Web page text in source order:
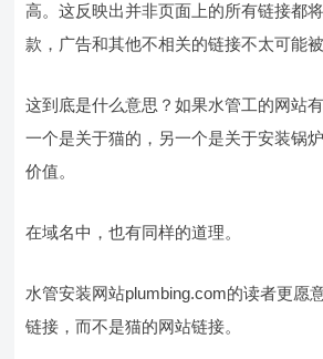
高。这反映出并非页面上的所有链接都
款，广告和其他不相关的链接不太可能被
这到底是什么意思？如果水管工的网站
一个是关于猫的，另一个是关于安装锅
价值。
在域名中，也有同样的道理。
水管安装网站plumbing.com的读者更愿
链接，而不是猫的网站链接。